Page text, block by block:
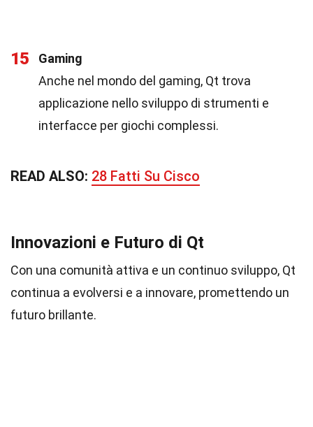
15
Gaming
Anche nel mondo del gaming, Qt trova
applicazione nello sviluppo di strumenti e
interfacce per giochi complessi.
READ ALSO: 28 Fatti Su Cisco
Innovazioni e Futuro di Qt
Con una comunità attiva e un continuo sviluppo, Qt
continua a evolversi e a innovare, promettendo un
futuro brillante.